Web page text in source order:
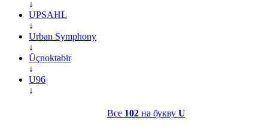
↓
UPSAHL
↓
Urban Symphony
↓
Üçnoktabir
↓
U96
↓
Все 102на букву U